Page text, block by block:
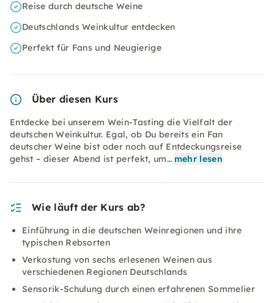
Reise durch deutsche Weine
Deutschlands Weinkultur entdecken
Perfekt für Fans und Neugierige
Über diesen Kurs
Entdecke bei unserem Wein-Tasting die Vielfalt der
deutschen Weinkultur. Egal, ob Du bereits ein Fan
deutscher Weine bist oder noch auf Entdeckungsreise
gehst – dieser Abend ist perfekt, um… mehr lesen
Wie läuft der Kurs ab?
Einführung in die deutschen Weinregionen und ihre
typischen Rebsorten
Verkostung von sechs erlesenen Weinen aus
verschiedenen Regionen Deutschlands
Sensorik-Schulung durch einen erfahrenen Sommelier